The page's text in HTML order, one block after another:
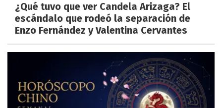
¿Qué tuvo que ver Candela Arizaga? El
escándalo que rodeó la separación de
Enzo Fernández y Valentina Cervantes